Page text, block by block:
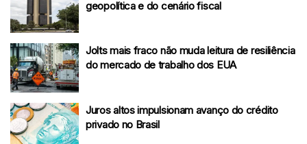
geopolítica e do cenário fiscal
Jolts mais fraco não muda leitura de resiliência
do mercado de trabalho dos EUA
Juros altos impulsionam avanço do crédito
privado no Brasil